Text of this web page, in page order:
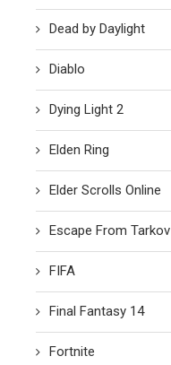
Dead by Daylight
Diablo
Dying Light 2
Elden Ring
Elder Scrolls Online
Escape From Tarkov
FIFA
Final Fantasy 14
Fortnite